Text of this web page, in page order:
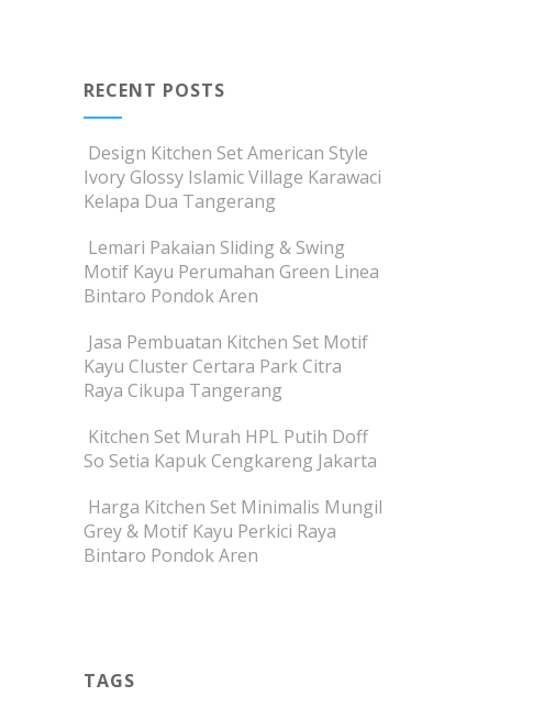
RECENT POSTS
Design Kitchen Set American Style
Ivory Glossy Islamic Village Karawaci
Kelapa Dua Tangerang
Lemari Pakaian Sliding & Swing
Motif Kayu Perumahan Green Linea
Bintaro Pondok Aren
Jasa Pembuatan Kitchen Set Motif
Kayu Cluster Certara Park Citra
Raya Cikupa Tangerang
Kitchen Set Murah HPL Putih Doff
So Setia Kapuk Cengkareng Jakarta
Harga Kitchen Set Minimalis Mungil
Grey & Motif Kayu Perkici Raya
Bintaro Pondok Aren
TAGS